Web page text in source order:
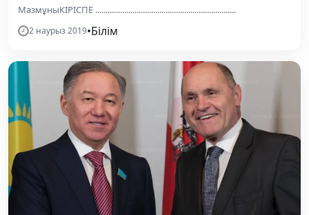
МазмұныКIРIСПЕ ....................................................................
2 наурыз 2019•Білім